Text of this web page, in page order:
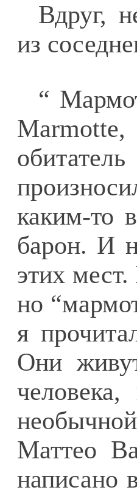
Вдруг,
из
“
каким-то
барон. И
этих
но
я
Они
Маттео
написано